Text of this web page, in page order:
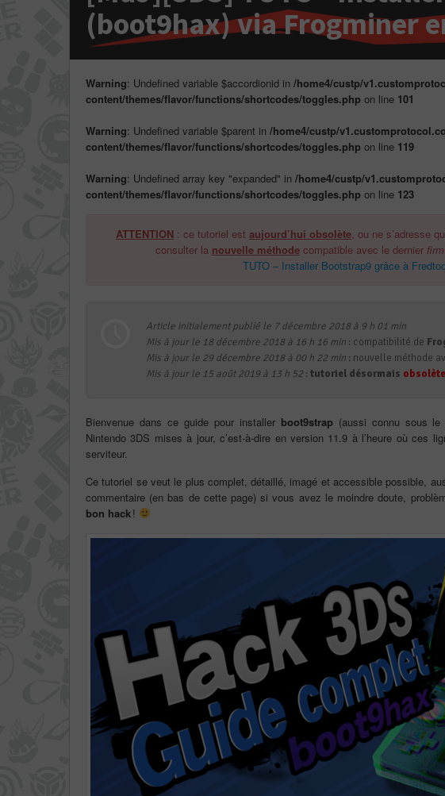
(boot9hax) via Frogminer
Warning: Undefined variable $accordionid in /home4/custp/
content/themes/flavor/functions/shortcodes/toggles.php on line 101
Warning: Undefined variable $parent in /home4/custp/
content/themes/flavor/functions/shortcodes/toggles.php on line 119
Warning: Undefined array key "expanded" in /home4/custp/
content/themes/flavor/functions/shortcodes/toggles.php on line 123
ATTENTION : ce tutoriel est aujourd’hui obsolète, ou ne s’adresse
consulter la nouvelle méthodecompatible avec le dernier
TUTO – Installer Bootstrap9 grâce à
Article initialement publié le 7 décembre 2018 à 9 h 01 min
Mis à jour le 18 décembre 2018 à 16 h 16 min : compatibilité de
Mis à jour le 29 décembre 2018 à 00 h 22 min : nouvelle méthode
Mis à jour le 15 août 2019 à 13 h 52 : tutoriel désormais obsolète
Bienvenue dans ce guide pour installer boot9strap(aussi connu sous le
Nintendo 3DS mises à jour, c’est-à-dire en version 11.9 à l’heure où ces
serviteur.
Ce tutoriel se veut le plus complet, détaillé, imagé et accessible possible,
commentaire (en bas de cette page) si vous avez le moindre doute,
bon hack!